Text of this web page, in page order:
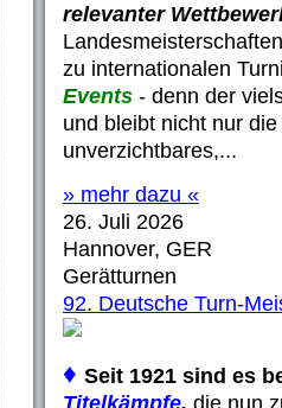
relevanter
zu internationalen
Events - denn der
und bleibt nicht nur
unverzichtbares,...
» mehr dazu «
26. Juli 2026
Hannover, GER
Gerätturnen
92. Deutsche Turn-
♦ Seit 1921 sind es
Titelkämpfe, die nun